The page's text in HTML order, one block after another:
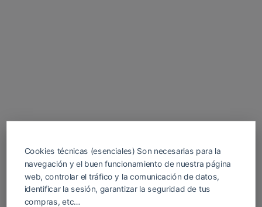
Cookies técnicas (esenciales) Son necesarias para la
navegación y el buen funcionamiento de nuestra página
web, controlar el tráfico y la comunicación de datos,
identificar la sesión, garantizar la seguridad de tus
compras, etc…